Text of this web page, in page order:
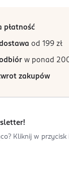
płatność
od 199 zł
w ponad
zakupów
Kliknij w przycisk